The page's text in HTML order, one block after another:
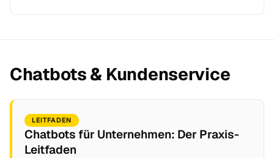
Chatbots & Kundenservice
LEITFADEN
Chatbots für Unternehmen: Der Praxis-
Leitfaden